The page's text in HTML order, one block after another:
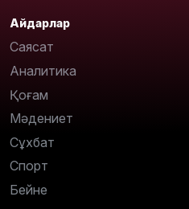
Айдарлар
Саясат
Аналитика
Қоғам
Мәдениет
Сұхбат
Спорт
Бейне